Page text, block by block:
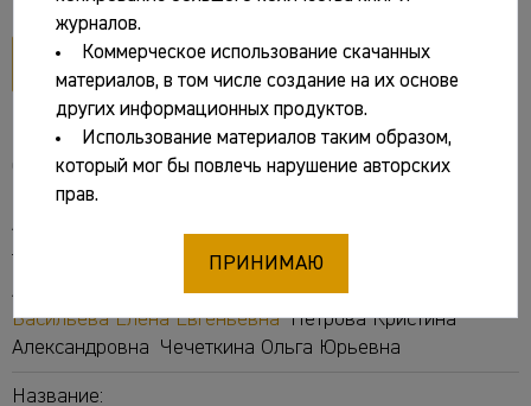
открыть PDF
Основные сведения
Авторы:
Тарасова Анна Анатольевна[отв. ред.]
Анна Владимировна Евтеев Андрей Алексеевич
Васильева Елена Евгеньевна Петрова Кристина
Александровна
Чечеткина Ольга Юрьевна
Название:
журналов.
Коммерческое использование скачанных
материалов, в том числе создание на их основе
других информационных продуктов.
Использование материалов таким образом,
который мог бы повлечь нарушение авторских
прав.
ПРИНИМАЮ